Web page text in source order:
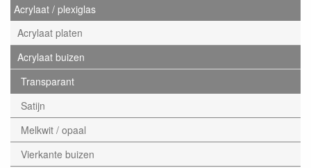
Acrylaat / plexiglas
Acrylaat platen
Acrylaat buizen
Transparant
Satijn
Melkwit / opaal
Vierkante buizen